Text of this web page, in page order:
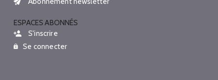
ESPACES ABONNÉS
S'inscrire
Se connecter